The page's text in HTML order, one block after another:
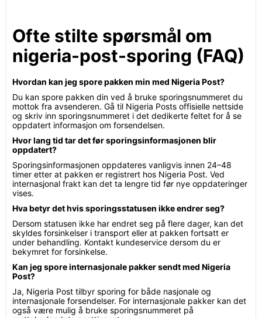
Ofte stilte spørsmål om
nigeria-post-sporing (FAQ)
Hvordan kan jeg spore pakken min med Nigeria Post?
Du kan spore pakken din ved å bruke sporingsnummeret du
mottok fra avsenderen. Gå til Nigeria Posts offisielle nettside
og skriv inn sporingsnummeret i det dedikerte feltet for å se
oppdatert informasjon om forsendelsen.
Hvor lang tid tar det før sporingsinformasjonen blir
oppdatert?
Sporingsinformasjonen oppdateres vanligvis innen 24–48
timer etter at pakken er registrert hos Nigeria Post. Ved
internasjonal frakt kan det ta lengre tid før nye oppdateringer
vises.
Hva betyr det hvis sporingsstatusen ikke endrer seg?
Dersom statusen ikke har endret seg på flere dager, kan det
skyldes forsinkelser i transport eller at pakken fortsatt er
under behandling. Kontakt kundeservice dersom du er
bekymret for forsinkelse.
Kan jeg spore internasjonale pakker sendt med Nigeria
Post?
Ja, Nigeria Post tilbyr sporing for både nasjonale og
internasjonale forsendelser. For internasjonale pakker kan det
også være mulig å bruke sporingsnummeret på